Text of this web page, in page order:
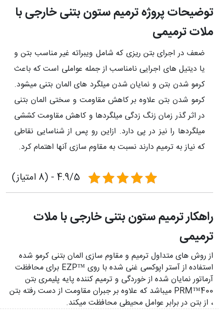
توضیحات پروژه ترمیم ستون بتنی خارجی با
ملات ترمیمی
ضعف در اجرای بتن ریزی که شامل ویبراته غیر مناسب بتن و
یا دیتیل های اجرایی نامناسب از جمله عواملی است که باعث
کرمو شدن بتن و نمایان شدن میلگرد های المان بتنی می­شود.
کرمو شدن بتن علاوه بر کاهش مقاومت و سختی المان بتنی
در اثر گذر زمان زنگ زدگی میلگردها و کاهش مقاومت کششی
میلگردها را نیز در پی دارد. ازاین رو پس از شناسایی نقاطی
که نیاز به ترمیم دارند نسبت به مقاوم سازی آنها اهتمام کرد.
4.9/5 - (8 امتیاز)
راهکار ترمیم ستون بتنی خارجی با ملات
ترمیمی
از روش های متداول ترمیم و مقاوم سازی المان بتنی کرمو شده
استفاده از آستر اپوکسی غنی شده با روی ™EZP برای محافظت
آرماتور نمایان شده از خوردگی و ترمیم کننده پایه پلیمری بتن
400™PRM می­باشد که علاوه بر جبران مقاومت از دست رفته بتن
، از بتن در برابر عوامل محیطی محافظت می­کند.